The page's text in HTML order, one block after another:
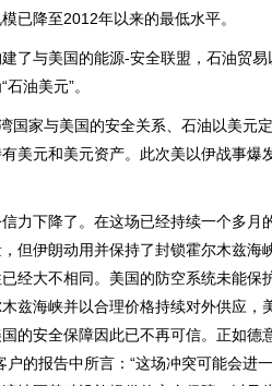
已降至2012年以来的最低水平。
与美国的能源-安全联盟，石油贸易
油美元”。
家与美国的安全关系、石油以美元
美元和美元资产。此次美以伊战事爆
下降了。在这场已经持续一个多月
但伊朗动用并保持了封锁霍尔木兹海
经大不相同。美国的防空系统未能保
兹海峡并以合理价格持续对外供应，
的安全保障因此已不再可信。正如德
的报告中所言：“这场冲突可能会进